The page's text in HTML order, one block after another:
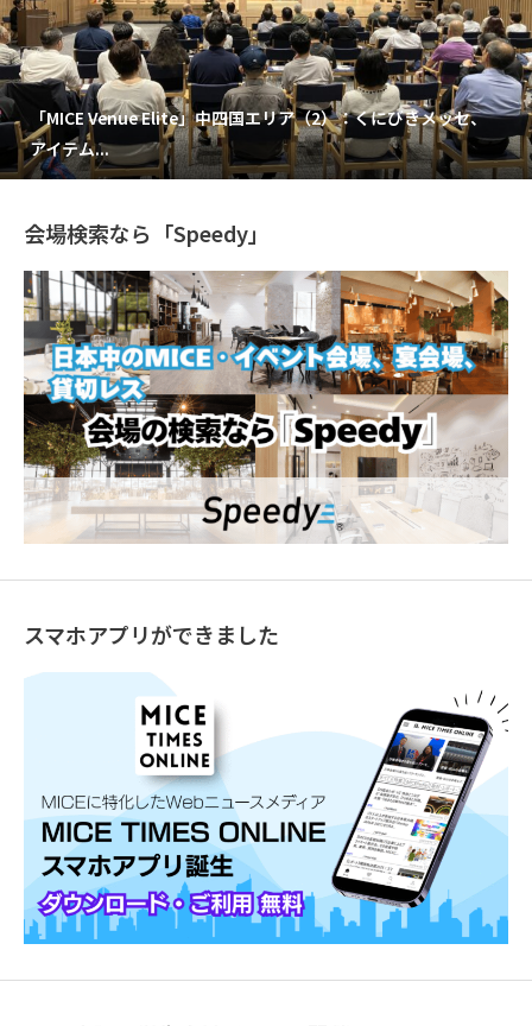
「MICE Venue Elite」中四国エリア（2）：くにびきメッセ、
アイテム...
会場検索なら「Speedy」
スマホアプリができました